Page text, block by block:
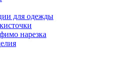
для одежды
нарезка